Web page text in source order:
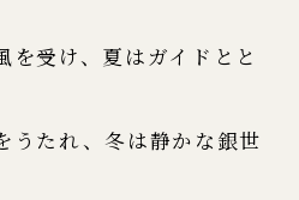
受け、夏はガイドとと
うたれ、冬は静かな銀世